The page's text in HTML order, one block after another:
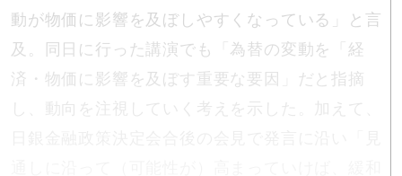
動が物価に影響を及ぼしやすくなっている」と言
及。同日に行った講演でも「為替の変動を「経
済・物価に影響を及ぼす重要な要因」だと指摘
し、動向を注視していく考えを示した。加えて、